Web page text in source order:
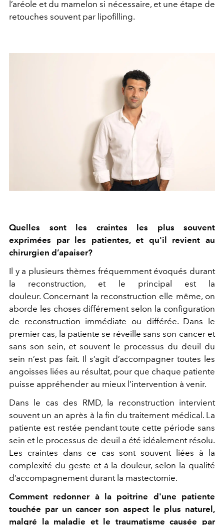
l’aréole et du mamelon si nécessaire, et une étape de
retouches souvent par lipofilling.
Quelles sont les craintes les plus souvent
exprimées par les patientes, et qu'il revient au
chirurgien d’apaiser?
Il y a plusieurs thèmes fréquemment évoqués durant
la reconstruction, et le principal est la
douleur. Concernant la reconstruction elle même, on
aborde les choses différement selon la configuration
de reconstruction immédiate ou différée. Dans le
premier cas, la patiente se réveille sans son cancer et
sans son sein, et souvent le processus du deuil du
sein n’est pas fait. Il s’agit d’accompagner toutes les
angoisses liées au résultat, pour que chaque patiente
puisse appréhender au mieux l’intervention à venir.
Dans le cas des RMD, la reconstruction intervient
souvent un an après à la fin du traitement médical. La
patiente est restée pendant toute cette période sans
sein et le processus de deuil a été idéalement résolu.
Les craintes dans ce cas sont souvent liées à la
complexité du geste et à la douleur, selon la qualité
d’accompagnement durant la mastectomie.
Comment redonner à la poitrine d'une patiente
touchée par un cancer son aspect le plus naturel,
malgré la maladie et le traumatisme causée par